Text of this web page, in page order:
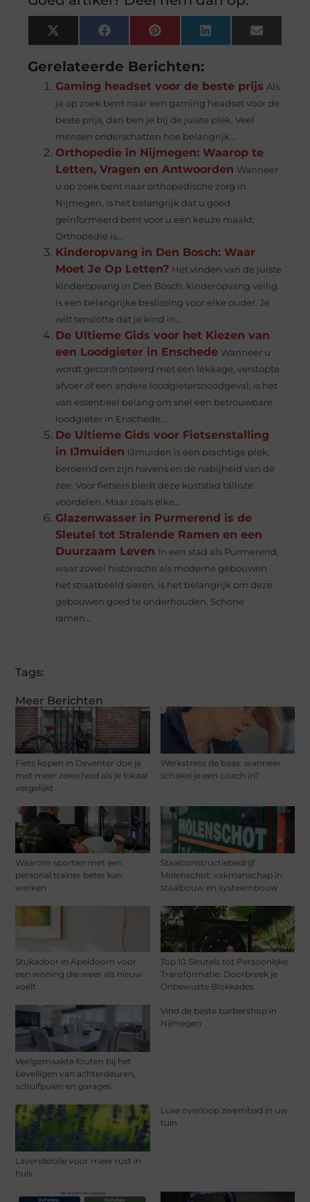
Meer Berichten
Fiets kopen in Deventer doe je
met meer zekerheid als je lokaal
vergelijkt
Werkstress de baas: wanneer
schakel je een coach in?
Waarom sporten met een
personal trainer beter kan
werken
Staalconstructiebedrijf
Molenschot: vakmanschap in
staalbouw en systeembouw
Stukadoor in Apeldoorn voor
een woning die weer als nieuw
voelt
Top 10 Sleutels tot Persoonlijke
Transformatie: Doorbreek je
Onbewuste Blokkades
Veelgemaakte fouten bij het
beveiligen van achterdeuren,
schuifpuien en garages
Vind de beste barbershop in
Nijmegen
Lavendelolie voor meer rust in
huis
Luxe overloop zwembad in uw
tuin
X
(Twitter)
FacebookPinterestLinkedInEmail
Gerelateerde Berichten:
Gaming headset voor de beste prijs Als
je op zoek bent naar een gaming headset voor de
beste prijs, dan ben je bij de juiste plek. Veel
mensen onderschatten hoe belangrijk...
Orthopedie in Nijmegen: Waarop te
Letten, Vragen en Antwoorden Wanneer
u op zoek bent naar orthopedische zorg in
Nijmegen, is het belangrijk dat u goed
geïnformeerd bent voor u een keuze maakt.
Orthopedie is...
Kinderopvang in Den Bosch: Waar
Moet Je Op Letten? Het vinden van de juiste
kinderopvang in Den Bosch. kinderopvang veilig.
is een belangrijke beslissing voor elke ouder. Je
wilt tenslotte dat je kind in...
De Ultieme Gids voor het Kiezen van
een Loodgieter in Enschede Wanneer u
wordt geconfronteerd met een lekkage, verstopte
afvoer of een andere loodgietersnoodgeval, is het
van essentieel belang om snel een betrouwbare
loodgieter in Enschede...
De Ultieme Gids voor Fietsenstalling
in IJmuiden IJmuiden is een prachtige plek,
beroemd om zijn havens en de nabijheid van de
zee. Voor fietsers biedt deze kuststad talloze
voordelen. Maar zoals elke...
Glazenwasser in Purmerend is de
Sleutel tot Stralende Ramen en een
Duurzaam Leven In een stad als Purmerend,
waar zowel historische als moderne gebouwen
het straatbeeld sieren, is het belangrijk om deze
gebouwen goed te onderhouden. Schone
ramen...
Tags: